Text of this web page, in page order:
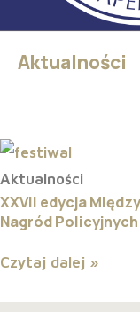
Aktualności
Aktualności
XXVII edycja
Nagród Policyjnych
Czytaj dalej »